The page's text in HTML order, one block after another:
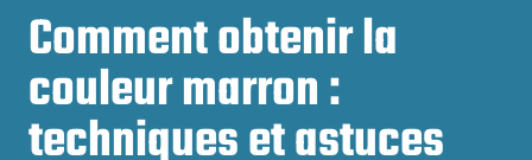
Comment obtenir la
couleur marron :
techniques et astuces